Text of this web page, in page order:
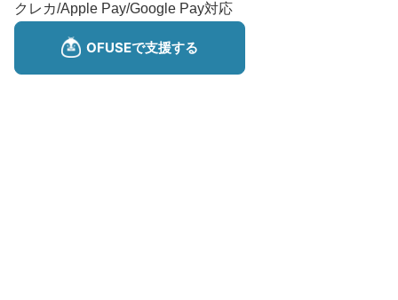
クレカ/Apple Pay/Google Pay対応